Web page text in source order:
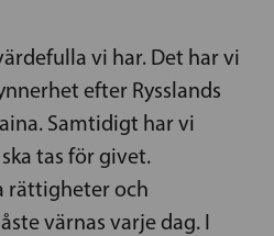
vi har. Det har vi
efter Rysslands
Samtidigt har vi
tas för givet.
rättigheter och
värnas varje dag. I